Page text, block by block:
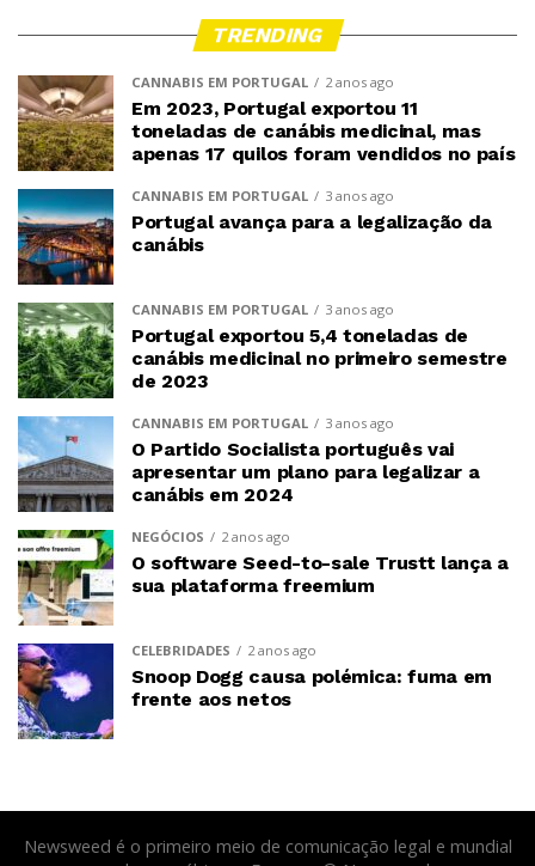
TRENDING
CANNABIS EM PORTUGAL 2 anos ago
Em 2023, Portugal exportou 11
toneladas de canábis medicinal, mas
apenas 17 quilos foram vendidos no país
CANNABIS EM PORTUGAL 3 anos ago
Portugal avança para a legalização da
canábis
CANNABIS EM PORTUGAL 3 anos ago
Portugal exportou 5,4 toneladas de
canábis medicinal no primeiro semestre
de 2023
CANNABIS EM PORTUGAL 3 anos ago
O Partido Socialista português vai
apresentar um plano para legalizar a
canábis em 2024
NEGÓCIOS 2 anos ago
O software Seed-to-sale Trustt lança a
sua plataforma freemium
CELEBRIDADES 2 anos ago
Snoop Dogg causa polémica: fuma em
frente aos netos
Newsweed é o primeiro meio de comunicação legal e mundial